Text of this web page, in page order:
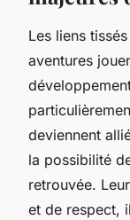
Les liens
aventures
deviennent
la possibilité
retrouvée.
et de respect,